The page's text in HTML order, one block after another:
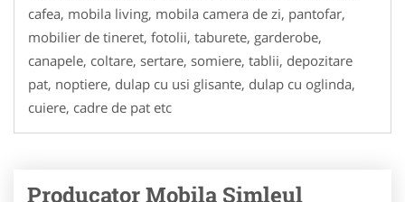
cafea, mobila living, mobila camera de zi, pantofar,
mobilier de tineret, fotolii, taburete, garderobe,
canapele, coltare, sertare, somiere, tablii, depozitare
pat, noptiere, dulap cu usi glisante, dulap cu oglinda,
cuiere, cadre de pat etc
Producator Mobila Simleul